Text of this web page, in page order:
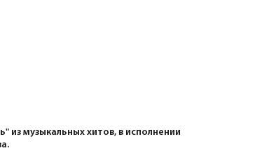
из музыкальных хитов, в исполнении